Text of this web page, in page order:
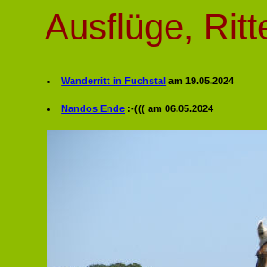
Ausflüge,
Wanderritt in Fuchstal am 19.05.2024
Nandos Ende :-((( am 06.05.2024